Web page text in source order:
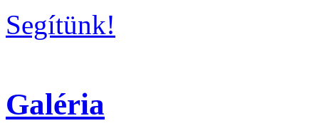
Segítünk!
Galéria